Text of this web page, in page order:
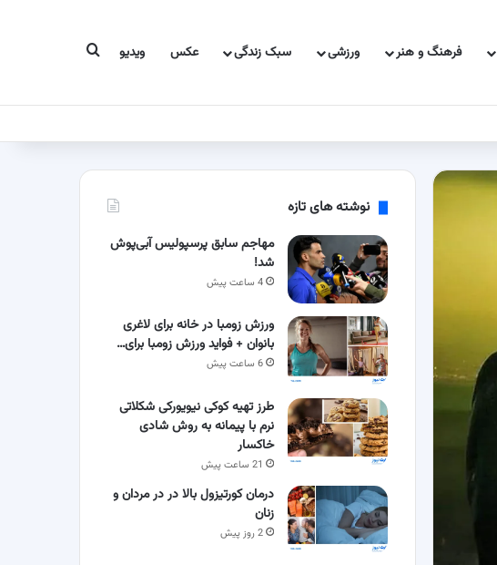
فرهنگ و هنر ورزشی سبک زندگی عکس ویدیو جستجو برای
نوشته های تازه
مهاجم سابق پرسپولیس آبی‌پوش
شد!
4 ساعت پیش
ورزش زومبا در خانه برای لاغری
بانوان + فواید ورزش زومبا برای…
6 ساعت پیش
طرز تهیه کوکی نیویورکی شکلاتی
نرم با پیمانه به روش شادی
خاکسار
21 ساعت پیش
درمان کورتیزول بالا در در مردان و
زنان
2 روز پیش